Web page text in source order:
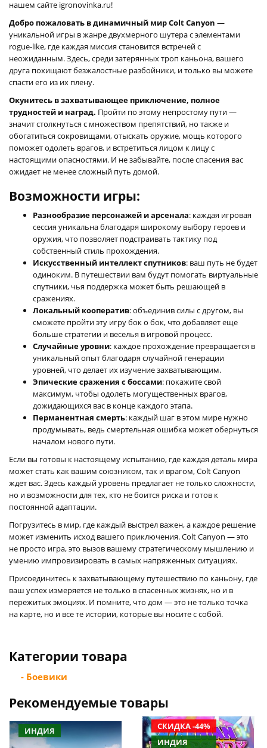
нашем сайте igronovinka.ru!
Добро пожаловать в динамичный мир Colt Canyon —
уникальной игры в жанре двухмерного шутера с элементами
rogue-like, где каждая миссия становится встречей с
неожиданным. Здесь, среди затерянных троп каньона, вашего
друга похищают безжалостные разбойники, и только вы можете
спасти его из их плену.
Окунитесь в захватывающее приключение, полное
трудностей и наград. Пройти по этому непростому пути —
значит столкнуться с множеством препятствий, но также и
обогатиться сокровищами, отыскать оружие, мощь которого
поможет одолеть врагов, и встретиться лицом к лицу с
настоящими опасностями. И не забывайте, после спасения вас
ожидает не менее сложный путь домой.
Возможности игры:
Разнообразие персонажей и арсенала: каждая игровая
сессия уникальна благодаря широкому выбору героев и
оружия, что позволяет подстраивать тактику под
собственный стиль прохождения.
Искусственный интеллект спутников: ваш путь не будет
одиноким. В путешествии вам будут помогать виртуальные
спутники, чья поддержка может быть решающей в
сражениях.
Локальный кооператив: объединив силы с другом, вы
сможете пройти эту игру бок о бок, что добавляет еще
больше стратегии и веселья в игровой процесс.
Случайные уровни: каждое прохождение превращается в
уникальный опыт благодаря случайной генерации
уровней, что делает их изучение захватывающим.
Эпические сражения с боссами: покажите свой
максимум, чтобы одолеть могущественных врагов,
дожидающихся вас в конце каждого этапа.
Перманентная смерть: каждый шаг в этом мире нужно
продумывать, ведь смертельная ошибка может обернуться
началом нового пути.
Если вы готовы к настоящему испытанию, где каждая деталь мира
может стать как вашим союзником, так и врагом, Colt Canyon
ждет вас. Здесь каждый уровень предлагает не только сложности,
но и возможности для тех, кто не боится риска и готов к
постоянной адаптации.
Погрузитесь в мир, где каждый выстрел важен, а каждое решение
может изменить исход вашего приключения. Colt Canyon — это
не просто игра, это вызов вашему стратегическому мышлению и
умению импровизировать в самых напряженных ситуациях.
Присоединитесь к захватывающему путешествию по каньону, где
ваш успех измеряется не только в спасенных жизнях, но и в
пережитых эмоциях. И помните, что дом — это не только точка
на карте, но и все те истории, которые вы носите с собой.
Категории товара
- Боевики
Рекомендуемые товары
ИНДИЯ
СКИДКА -44%
ИНДИЯ